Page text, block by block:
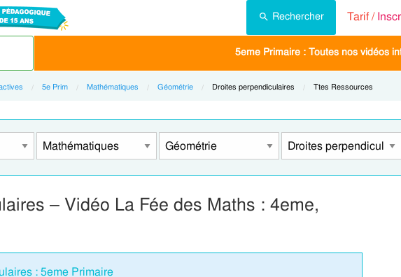
Rechercher Tarif /
5eme Primaire : Toutes nos vidéos
5e Prim Mathématiques Géométrie Current:
Droites perpendiculaires Current:
Ttes Ressources
– Vidéo La Fée des Maths : 4eme,
: 5eme Primaire